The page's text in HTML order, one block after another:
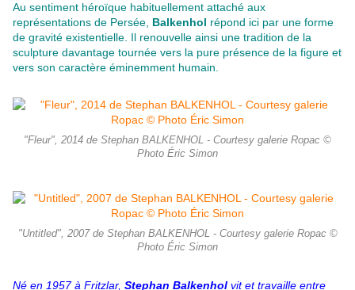
Au sentiment héroïque habituellement attaché aux
représentations de Persée, Balkenhol répond ici par une forme
de gravité existentielle. Il renouvelle ainsi une tradition de la
sculpture davantage tournée vers la pure présence de la figure et
vers son caractère éminemment humain.
"Fleur", 2014 de Stephan BALKENHOL - Courtesy galerie Ropac ©
Photo Éric Simon
"Untitled", 2007 de Stephan BALKENHOL - Courtesy galerie Ropac ©
Photo Éric Simon
Né en 1957 à Fritzlar, Stephan Balkenhol vit et travaille entre